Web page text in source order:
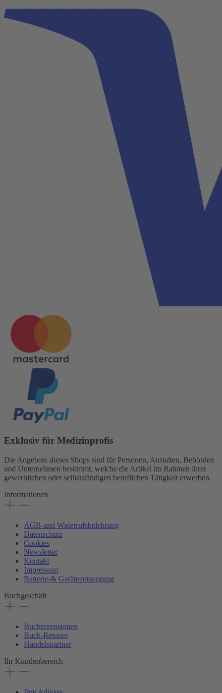
Exklusiv für Medizinprofis
Die Angebote dieses Shops sind für Personen, Anstalten, Behörden
und Unternehmen bestimmt, welche die Artikel im Rahmen ihrer
gewerblichen oder selbstständigen beruflichen Tätigkeit erwerben.
Informationen
AGB und Widerrufsbelehrung
Datenschutz
Cookies
Newsletter
Kontakt
Impressum
Batterie-& Geräteentsorgung
Buchgeschäft
Buchrezensionen
Buch-Retoure
Handelspartner
Ihr Kundenbereich